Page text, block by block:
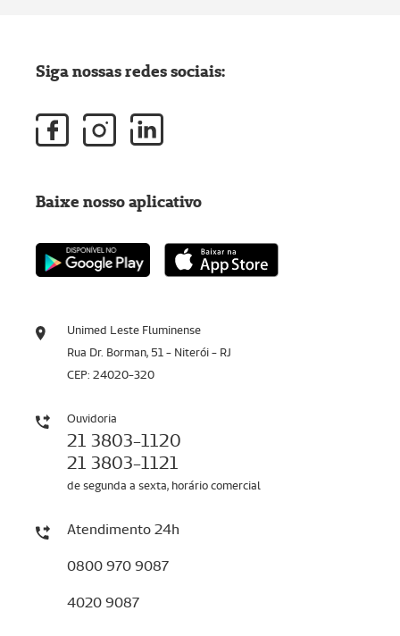
Unimed Leste Fluminense
Rua Dr. Borman, 51 - Niterói - RJ
CEP: 24020-320
Ouvidoria
21 3803-1120
21 3803-1121
de segunda a sexta, horário comercial
Atendimento 24h
0800 970 9087
4020 9087
Siga nossas redes sociais:
Baixe nosso aplicativo